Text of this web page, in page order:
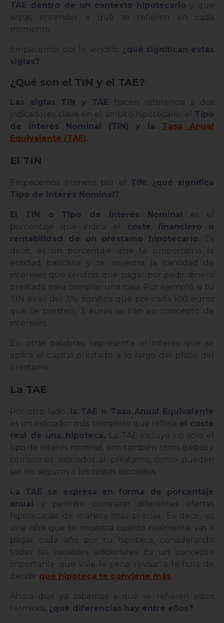
TAE dentro de un contexto hipotecario y que
sepas entender a qué se refieren en cada
momento.
Empecemos por lo sencillo: ¿qué significan estas
siglas?
¿Qué son el TIN y el TAE?
Las siglas TIN y TAE hacen referencia a dos
indicadores clave en el ámbito hipotecario: el Tipo
de Interés Nominal (TIN) y la Tasa Anual
Equivalente (TAE).
El TIN
Empecemos primero por el TIN: ¿qué significa
Tipo de Interés Nominal?
El TIN o Tipo de Interés Nominal
es el
porcentaje que indica el coste financiero o
rentabilidad de un préstamo hipotecario. Es
decir, es un porcentaje que te proporciona la
entidad bancaria y te muestra la cantidad de
intereses que tendrás que pagar por pedir dinero
prestado para comprar una casa. Por ejemplo, si tu
TIN es el del 3% significa que por cada 100 euros
que te presten, 3 euros se irán en concepto de
intereses.
En otras palabras, representa el interés que se
aplica al capital prestado a lo largo del plazo del
préstamo.
La TAE
Por otro lado,
la TAE o Tasa Anual Equivalente
es un indicador más completo que refleja el coste
real de una hipoteca. La TAE incluye no solo el
tipo de interés nominal, sino también otros gastos y
comisiones asociados al préstamo, como pueden
ser los seguros o los costes asociados.
La TAE se expresa en forma de porcentaje
anual
y permite comparar diferentes ofertas
hipotecarias de manera más precisa. Es decir, es
una cifra que te muestra cuánto realmente vas a
pagar cada año por tu hipoteca, considerando
todas las variables adicionales. Es un concepto
importante que vale la pena revisar a la hora de
decidir qué hipoteca te conviene más
Ahora que ya sabemos a qué se refieren estos
términos, ¿qué diferencias hay entre ellos?